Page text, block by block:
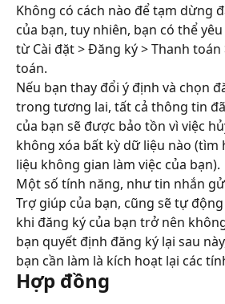
Không có cách nào để tạm dừng
của bạn, tuy nhiên, bạn có thể
từ Cài đặt > Đăng ký > Thanh
toán.
Nếu bạn thay đổi ý định và chọn
trong tương lai, tất cả thông tin
của bạn sẽ được bảo tồn vì việc
không xóa bất kỳ dữ liệu nào (tìm
liệu không gian làm việc của bạn).
Một số tính năng, như tin nhắn
Trợ giúp của bạn, cũng sẽ tự
khi đăng ký của bạn trở nên
bạn quyết định đăng ký lại sau
bạn cần làm là kích hoạt lại các
Hợp đồng